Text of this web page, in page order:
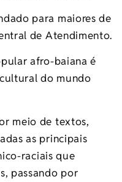
para maiores de
de Atendimento.
afro-baiana é
do mundo
meio de textos,
as principais
raciais que
passando por